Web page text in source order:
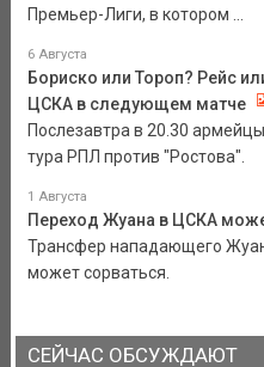
Премьер-Лиги, в котором ...
6 Августа
Бориско или Тороп? Рейс
ЦСКА в следующем матче
Послезавтра в 20.30
тура РПЛ против "Ростова".
1 Августа
Переход Жуана в ЦСКА
Трансфер нападающего
может сорваться.
СЕЙЧАС ОБСУЖДАЮТ